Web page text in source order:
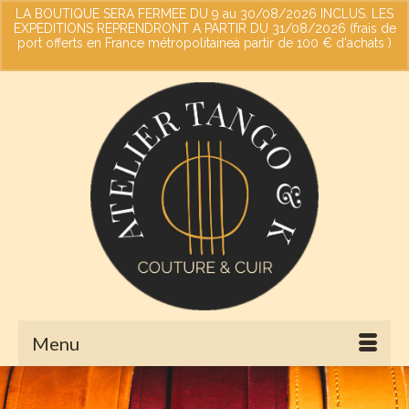
LA BOUTIQUE SERA FERMEE DU 9 au 30/08/2026 INCLUS. LES
EXPEDITIONS REPRENDRONT A PARTIR DU 31/08/2026 (frais de
port offerts en France métropolitaineà partir de 100 € d'achats )
Votre panier- 0,00€
Menu